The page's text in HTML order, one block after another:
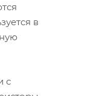
в
с